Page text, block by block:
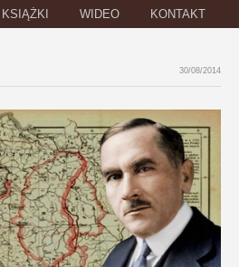
KSIĄŻKI WIDEO KONTAKT
30/08/2014